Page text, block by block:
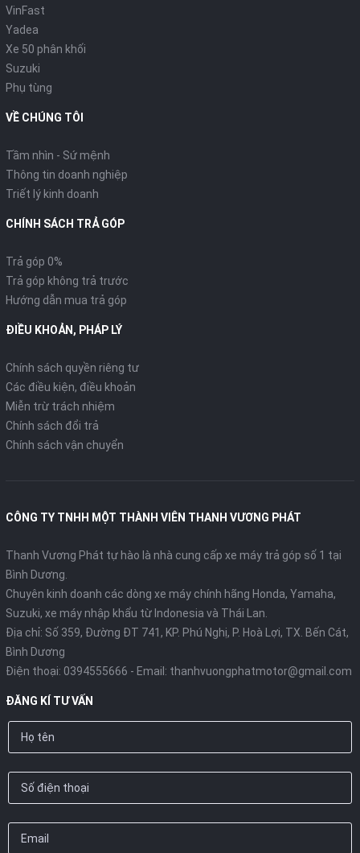
VinFast
Yadea
Xe 50 phân khối
Suzuki
Phụ tùng
VỀ CHÚNG TÔI
Tầm nhìn - Sứ mệnh
Thông tin doanh nghiệp
Triết lý kinh doanh
CHÍNH SÁCH TRẢ GÓP
Trả góp 0%
Trả góp không trả trước
Hướng dẫn mua trả góp
ĐIỀU KHOẢN, PHÁP LÝ
Chính sách quyền riêng tư
Các điều kiện, điều khoản
Miễn trừ trách nhiệm
Chính sách đổi trả
Chính sách vận chuyển
CÔNG TY TNHH MỘT THÀNH VIÊN THANH VƯƠNG PHÁT
Thanh Vương Phát tự hào là nhà cung cấp xe máy trả góp số 1 tại
Bình Dương.
Chuyên kinh doanh các dòng xe máy chính hãng Honda, Yamaha,
Suzuki, xe máy nhập khẩu từ Indonesia và Thái Lan.
Địa chỉ: Số 359, Đường ĐT 741, KP. Phú Nghị, P. Hoà Lợi, TX. Bến Cát,
Bình Dương
Điện thoại: 0394555666 - Email: thanhvuongphatmotor@gmail.com
ĐĂNG KÍ TƯ VẤN